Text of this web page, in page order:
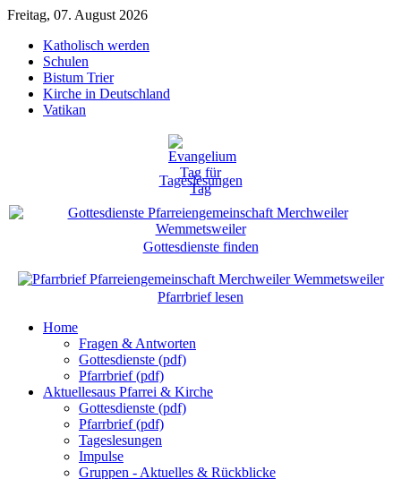
Freitag, 07. August 2026
Katholisch werden
Schulen
Bistum Trier
Kirche in Deutschland
Vatikan
Tageslesungen
Gottesdienste finden
Pfarrbrief lesen
Home
Fragen & Antworten
Gottesdienste (pdf)
Pfarrbrief (pdf)
Aktuellesaus Pfarrei & Kirche
Gottesdienste (pdf)
Pfarrbrief (pdf)
Tageslesungen
Impulse
Gruppen - Aktuelles & Rückblicke